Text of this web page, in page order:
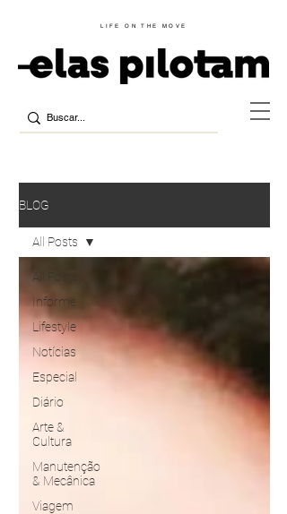
LIFE ON THE MOVE
BLOG
All Posts
Informe
Lifestyle
Notícias
Especial
Diário
Arte &
Cultura
Manutenção
& Mecânica
Viagem
All Posts